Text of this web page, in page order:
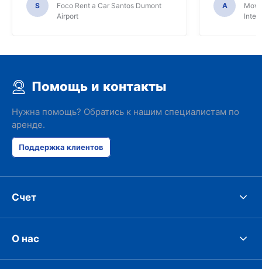
S
Foco Rent a Car Santos Dumont
Airport
A
Помощь и контакты
Нужна помощь? Обратись к нашим специалистам по
аренде.
Поддержка клиентов
Счет
О нас